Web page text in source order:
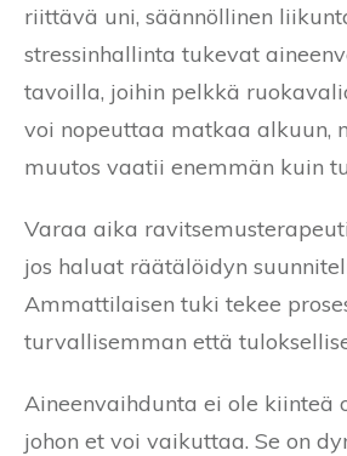
riittävä uni, säännöllinen
stressinhallinta tukevat
tavoilla, joihin pelkkä
voi nopeuttaa matkaa alkuun,
muutos vaatii enemmän kuin
Varaa aika
jos haluat räätälöidyn
Ammattilaisen tuki tekee
turvallisemman että
Aineenvaihdunta ei ole kiinteä
johon et voi vaikuttaa. Se on